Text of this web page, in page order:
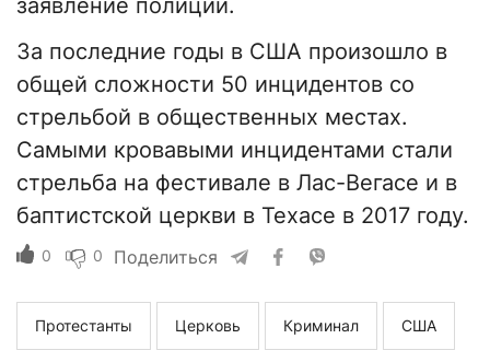
заявление полиции.
За последние годы в США произошло в
общей сложности 50 инцидентов со
стрельбой в общественных местах.
Самыми кровавыми инцидентами стали
стрельба на фестивале в Лас-Вегасе и в
баптистской церкви в Техасе в 2017 году.
0 0 Поделиться
Протестанты Церковь Криминал США